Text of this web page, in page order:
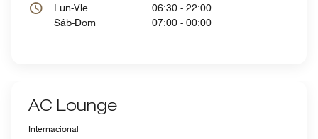
Lun-Vie
06:30 - 22:00
Sáb-Dom
07:00 - 00:00
AC Lounge
Internacional